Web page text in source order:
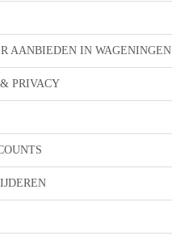
AANBIEDEN IN WAGENINGEN
PRIVACY